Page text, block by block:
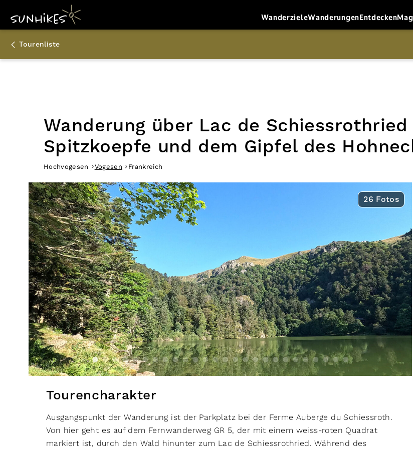
WanderzieleWanderungenEntdecken
Tourenliste
Wanderung über Lac de
Spitzkoepfe und dem Gipfel des
Hochvogesen Vogesen Frankreich
26 Fotos
Tourencharakter
Ausgangspunkt der Wanderung ist der Parkplatz bei der Ferme Auberge du Schiessroth.
Von hier geht es auf dem Fernwanderweg GR 5, der mit einem weiss-roten Quadrat
markiert ist, durch den Wald hinunter zum Lac de Schiessrothried. Während des